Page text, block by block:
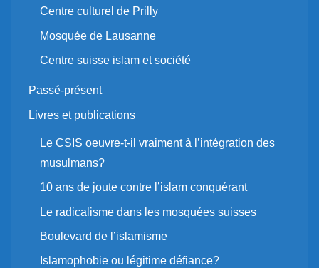
Centre culturel de Prilly
Mosquée de Lausanne
Centre suisse islam et société
Passé-présent
Livres et publications
Le CSIS oeuvre-t-il vraiment à l’intégration des
musulmans?
10 ans de joute contre l’islam conquérant
Le radicalisme dans les mosquées suisses
Boulevard de l’islamisme
Islamophobie ou légitime défiance?